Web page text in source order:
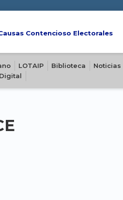
Contencioso Electorales
LOTAIP Biblioteca Noticias